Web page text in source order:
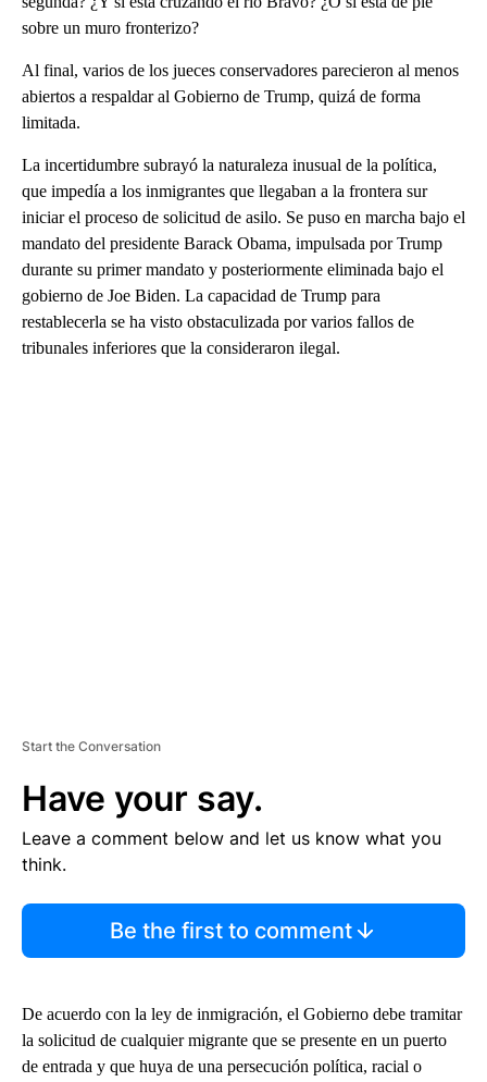
sobre un muro fronterizo?
Al final, varios de los jueces conservadores parecieron al menos
abiertos a respaldar al Gobierno de Trump, quizá de forma
limitada.
La incertidumbre subrayó la naturaleza inusual de la política,
que impedía a los inmigrantes que llegaban a la frontera sur
iniciar el proceso de solicitud de asilo. Se puso en marcha bajo el
mandato del presidente Barack Obama, impulsada por Trump
durante su primer mandato y posteriormente eliminada bajo el
gobierno de Joe Biden. La capacidad de Trump para
restablecerla se ha visto obstaculizada por varios fallos de
tribunales inferiores que la consideraron ilegal.
Start the Conversation
Have your say.
Leave a comment below and let us know what you
think.
Be the first to comment
De acuerdo con la ley de inmigración, el Gobierno debe tramitar
la solicitud de cualquier migrante que se presente en un puerto
de entrada y que huya de una persecución política, racial o